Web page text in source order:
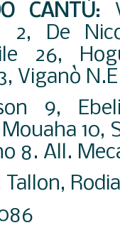
CANTÙ:
2, De
26,
Viganò
9,
Mouaha 10,
8. All.